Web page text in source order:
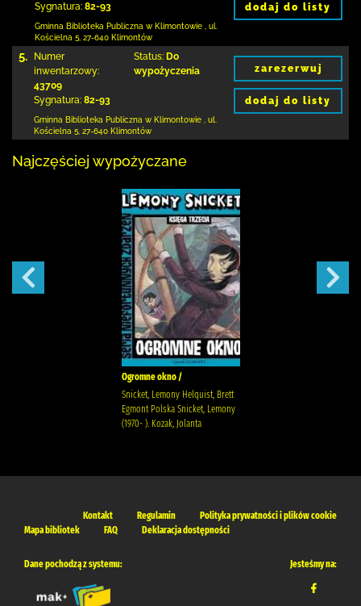
Sygnatura: 82-93
Gminna Biblioteka Publiczna w Klimontowie
ul.
Kościelna 5 27-640 Klimontów
dodaj do listy
5.
Numer
inwentarzowy:
43709
Sygnatura: 82-93
Status: Do
wypożyczenia
Gminna Biblioteka Publiczna w Klimontowie
ul.
Kościelna 5 27-640 Klimontów
zarezerwuj
dodaj do listy
Najczęściej wypożyczane
Ogromne okno /
Snicket, Lemony Helquist, Brett
Egmont Polska Snicket, Lemony
(1970- ). Kozak, Jolanta
Kontakt Regulamin
Polityka prywatności i plików cookie
Mapa bibliotek
FAQ Deklaracja dostępności
Dane pochodzą z systemu: Jesteśmy na: